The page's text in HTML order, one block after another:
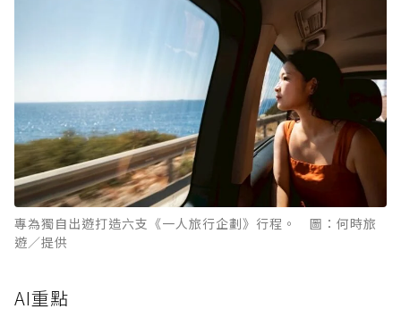
專為獨自出遊打造六支《一人旅行企劃》行程。 圖：何時旅
遊／提供
AI重點